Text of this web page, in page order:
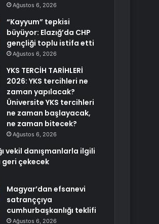
Ağustos 6, 2026
“Kayyum” tepkisi
büyüyor: Elazığ’da CHP
gençliği toplu istifa etti
Ağustos 6, 2026
YKS TERCİH TARİHLERİ
2026: YKS tercihleri ne
zaman yapılacak?
Üniversite YKS tercihleri
ne zaman başlayacak,
ne zaman bitecek?
Ağustos 6, 2026
vekil danışmanlarla ilgili
geri çekecek
Magyar’dan efsanevi
satranççıya
cumhurbaşkanlığı teklifi
Ağustos 6, 2026